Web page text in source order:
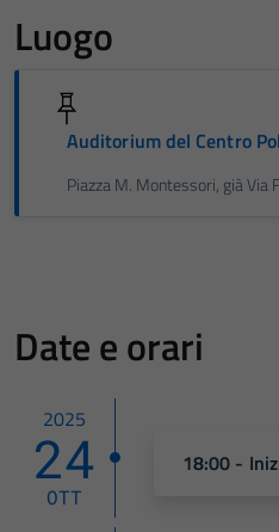
Luogo
Auditorium del Centro
Piazza M. Montessori, già Via
Date e orari
2025
24
OTT
18:00 -